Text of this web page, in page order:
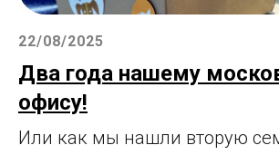
22/08/2025
Два года нашему
офису!
Или как мы нашли вторую